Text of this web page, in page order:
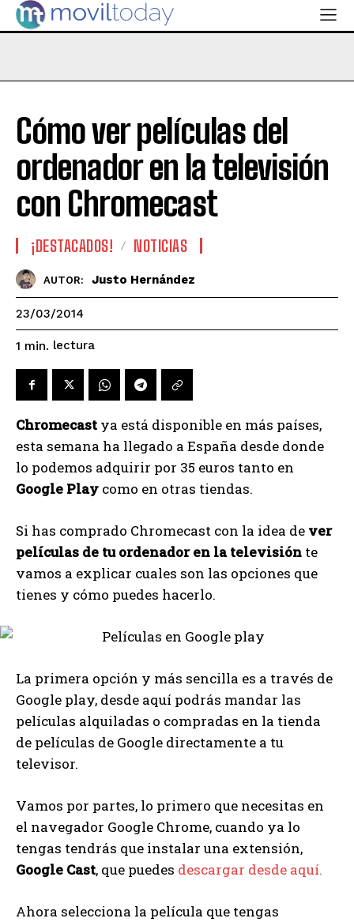
Cómo ver películas del
ordenador en la televisión
con Chromecast
¡DESTACADOS! NOTICIAS
AUTOR: Justo Hernández
23/03/2014
1 min. lectura
Chromecast ya está disponible en más países,
esta semana ha llegado a España desde donde
lo podemos adquirir por 35 euros tanto en
Google Play como en otras tiendas.
Si has comprado Chromecast con la idea de ver
películas de tu ordenador en la televisión te
vamos a explicar cuales son las opciones que
tienes y cómo puedes hacerlo.
La primera opción y más sencilla es a través de
Google play, desde aquí podrás mandar las
películas alquiladas o compradas en la tienda
de películas de Google directamente a tu
televisor.
Vamos por partes, lo primero que necesitas en
el navegador Google Chrome, cuando ya lo
tengas tendrás que instalar una extensión,
Google Cast, que puedes descargar desde aquí.
Ahora selecciona la película que tengas